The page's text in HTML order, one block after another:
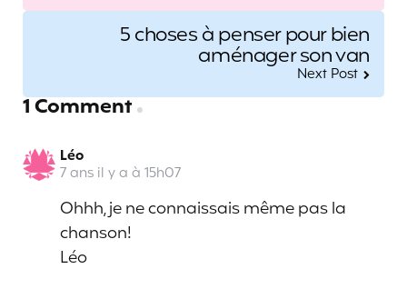
5 choses à penser pour bien
aménager son van
Next Post
1 Comment
Léo
7 ans il y a à 15h07
Ohhh, je ne connaissais même pas la
chanson!
Léo